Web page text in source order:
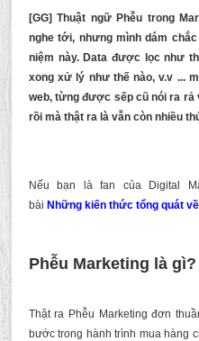
[GG] Thuật ngữ Phễu trong
nghe tới, nhưng mình dám
niệm này. Data được lọc như
xong xử lý như thế nào, v.v ...
web, từng được sếp cũ nói ra rả
rồi mà thật ra là vẫn còn nhiều
Nếu bạn là fan của Digital
bài Những kiến thức tổng quát
Phễu Marketing là gì?
Thật ra Phễu Marketing đơn
bước trong hành trình mua hàng